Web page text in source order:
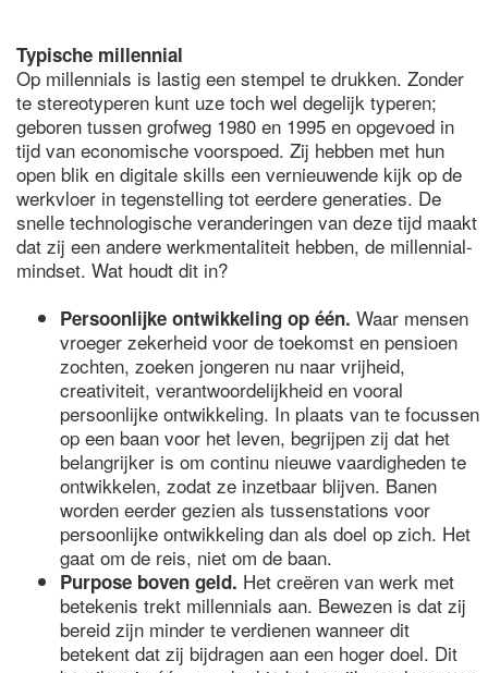
Typische millennial
Op millennials is lastig een stempel te drukken. Zonder
te stereotyperen kunt uze toch wel degelijk typeren;
geboren tussen grofweg 1980 en 1995 en opgevoed in
tijd van economische voorspoed. Zij hebben met hun
open blik en digitale skills een vernieuwende kijk op de
werkvloer in tegenstelling tot eerdere generaties. De
snelle technologische veranderingen van deze tijd maakt
dat zij een andere werkmentaliteit hebben, de millennial-
mindset. Wat houdt dit in?
Persoonlijke ontwikkeling op één. Waar mensen
vroeger zekerheid voor de toekomst en pensioen
zochten, zoeken jongeren nu naar vrijheid,
creativiteit, verantwoordelijkheid en vooral
persoonlijke ontwikkeling. In plaats van te focussen
op een baan voor het leven, begrijpen zij dat het
belangrijker is om continu nieuwe vaardigheden te
ontwikkelen, zodat ze inzetbaar blijven. Banen
worden eerder gezien als tussenstations voor
persoonlijke ontwikkeling dan als doel op zich. Het
gaat om de reis, niet om de baan.
Purpose boven geld. Het creëren van werk met
betekenis trekt millennials aan. Bewezen is dat zij
bereid zijn minder te verdienen wanneer dit
betekent dat zij bijdragen aan een hoger doel. Dit